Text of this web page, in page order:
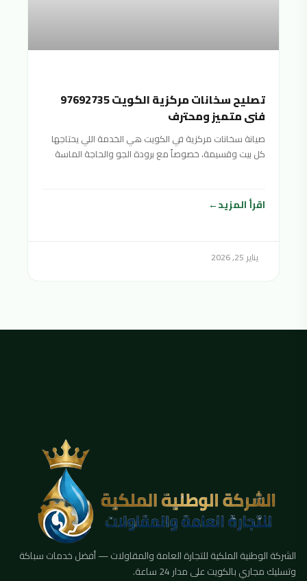
تصليح سخانات مركزية الكويت 97692735
فني متميز ومحترف
صيانة سخانات مركزية في الكويت هي الخدمة اللي يحتاجها
كل بيت وقسيمة، خصوصاً مع برودة الجو والحاجة الماسة
اقرأ المزيد
يناير 25, 2026
الشركة الوطنية الملكية للتجارة العامة والمقاولات — أفضل خدمات سباكة
وتسليك مجاري بالكويت على مدار 24 ساعة.